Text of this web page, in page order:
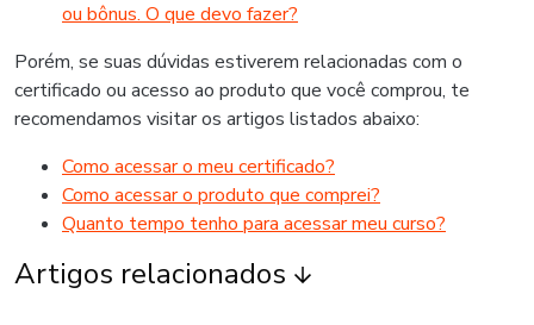
ou bônus. O que devo fazer?
Porém, se suas dúvidas estiverem relacionadas com o
certificado ou acesso ao produto que você comprou, te
recomendamos visitar os artigos listados abaixo:
Como acessar o meu certificado?
Como acessar o produto que comprei?
Quanto tempo tenho para acessar meu curso?
Artigos relacionados